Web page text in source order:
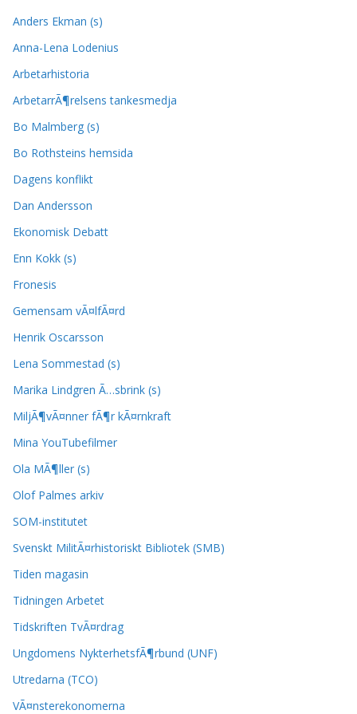
Anders Ekman (s)
Anna-Lena Lodenius
Arbetarhistoria
ArbetarrÃ¶relsens tankesmedja
Bo Malmberg (s)
Bo Rothsteins hemsida
Dagens konflikt
Dan Andersson
Ekonomisk Debatt
Enn Kokk (s)
Fronesis
Gemensam vÃ¤lfÃ¤rd
Henrik Oscarsson
Lena Sommestad (s)
Marika Lindgren Ã…sbrink (s)
MiljÃ¶vÃ¤nner fÃ¶r kÃ¤rnkraft
Mina YouTubefilmer
Ola MÃ¶ller (s)
Olof Palmes arkiv
SOM-institutet
Svenskt MilitÃ¤rhistoriskt Bibliotek (SMB)
Tiden magasin
Tidningen Arbetet
Tidskriften TvÃ¤rdrag
Ungdomens NykterhetsfÃ¶rbund (UNF)
Utredarna (TCO)
VÃ¤nsterekonomerna